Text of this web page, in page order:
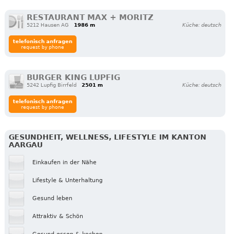
RESTAURANT MAX + MORITZ
5212 Hausen AG 1986 m Küche: deutsch
telefonisch anfragen
request by phone
BURGER KING LUPFIG
5242 Lupfig Birrfeld 2501 m Küche: deutsch
telefonisch anfragen
request by phone
GESUNDHEIT, WELLNESS, LIFESTYLE IM KANTON
AARGAU
Einkaufen in der Nähe
Lifestyle & Unterhaltung
Gesund leben
Attraktiv & Schön